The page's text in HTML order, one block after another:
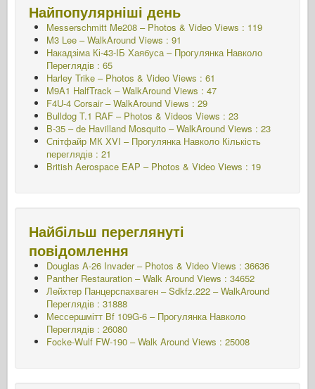
Найпопулярніші день
Messerschmitt Me208 – Photos & Video Views : 119
M3 Lee – WalkAround Views : 91
Накадзіма Кі-43-ІБ Хаябуса – Прогулянка Навколо
Переглядів : 65
Harley Trike – Photos & Video Views : 61
M9A1 HalfTrack – WalkAround Views : 47
F4U-4 Corsair – WalkAround Views : 29
Bulldog T.1 RAF – Photos & Videos Views : 23
B-35 – de Havilland Mosquito – WalkAround Views : 23
Спітфайр МК XVI – Прогулянка Навколо Кількість
переглядів : 21
British Aerospace EAP – Photos & Video Views : 19
Найбільш переглянуті
повідомлення
Douglas A-26 Invader – Photos & Video Views : 36636
Panther Restauration – Walk Around Views : 34652
Лейхтер Панцерспахваген – Sdkfz.222 – WalkAround
Переглядів : 31888
Мессершмітт Bf 109G-6 – Прогулянка Навколо
Переглядів : 26080
Focke-Wulf FW-190 – Walk Around Views : 25008